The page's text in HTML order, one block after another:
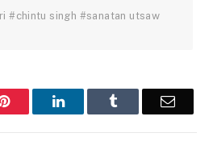
#chintu singh #sanatan utsaw
Pinterest LinkedInTumblr Email